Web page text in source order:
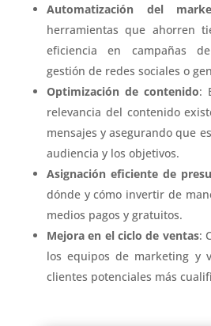
Automatización del
herramientas que ahorren
eficiencia en campañas
gestión de redes sociales o
Optimización de contenido:
relevancia del contenido
mensajes y asegurando que
audiencia y los objetivos.
Asignación eficiente de
dónde y cómo invertir de
medios pagos y gratuitos.
Mejora en el ciclo de ventas:
los equipos de marketing y
clientes potenciales más